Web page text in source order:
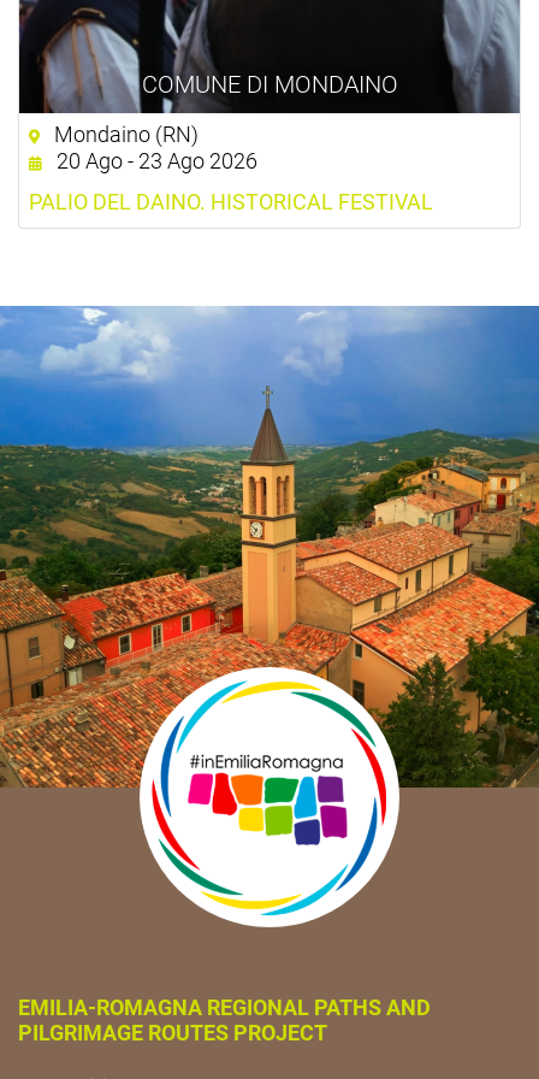
COMUNE DI MONDAINO
Mondaino (RN)
20 Ago - 23 Ago 2026
PALIO DEL DAINO. HISTORICAL FESTIVAL
EMILIA-ROMAGNA REGIONAL PATHS AND
PILGRIMAGE ROUTES PROJECT